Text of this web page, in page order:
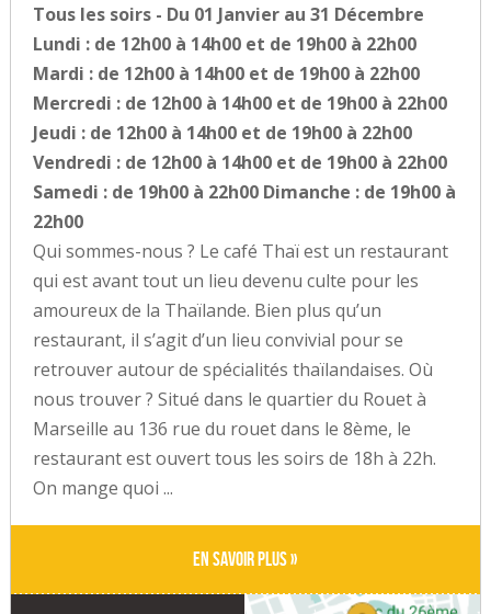
Tous les soirs - Du 01 Janvier au 31 Décembre
Lundi : de 12h00 à 14h00 et de 19h00 à 22h00
Mardi : de 12h00 à 14h00 et de 19h00 à 22h00
Mercredi : de 12h00 à 14h00 et de 19h00 à 22h00
Jeudi : de 12h00 à 14h00 et de 19h00 à 22h00
Vendredi : de 12h00 à 14h00 et de 19h00 à 22h00
Samedi : de 19h00 à 22h00 Dimanche : de 19h00 à
22h00
Qui sommes-nous ? Le café Thaï est un restaurant
qui est avant tout un lieu devenu culte pour les
amoureux de la Thaïlande. Bien plus qu’un
restaurant, il s’agit d’un lieu convivial pour se
retrouver autour de spécialités thaïlandaises. Où
nous trouver ? Situé dans le quartier du Rouet à
Marseille au 136 rue du rouet dans le 8ème, le
restaurant est ouvert tous les soirs de 18h à 22h.
On mange quoi ...
En savoir plus »